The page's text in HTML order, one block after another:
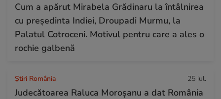
Cum a apărut Mirabela Grădinaru la întâlnirea
cu președinta Indiei, Droupadi Murmu, la
Palatul Cotroceni. Motivul pentru care a ales o
rochie galbenă
Știri România 25 iul.
Judecătoarea Raluca Moroșanu a dat România